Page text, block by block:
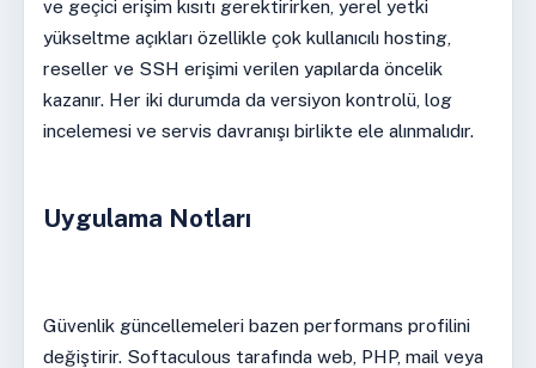
ve geçici erişim kısıtı gerektirirken, yerel yetki
yükseltme açıkları özellikle çok kullanıcılı hosting,
reseller ve SSH erişimi verilen yapılarda öncelik
kazanır. Her iki durumda da versiyon kontrolü, log
incelemesi ve servis davranışı birlikte ele alınmalıdır.
Uygulama Notları
Güvenlik güncellemeleri bazen performans profilini
değiştirir. Softaculous tarafında web, PHP, mail veya